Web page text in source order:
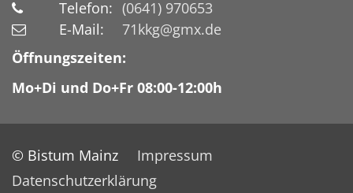
Telefon: (0641) 970653
E-Mail:
71kkg@gmx.de
Öffnungszeiten:
Mo+Di und Do+Fr 08:00-12:00h
© Bistum Mainz
Impressum
Datenschutzerklärung